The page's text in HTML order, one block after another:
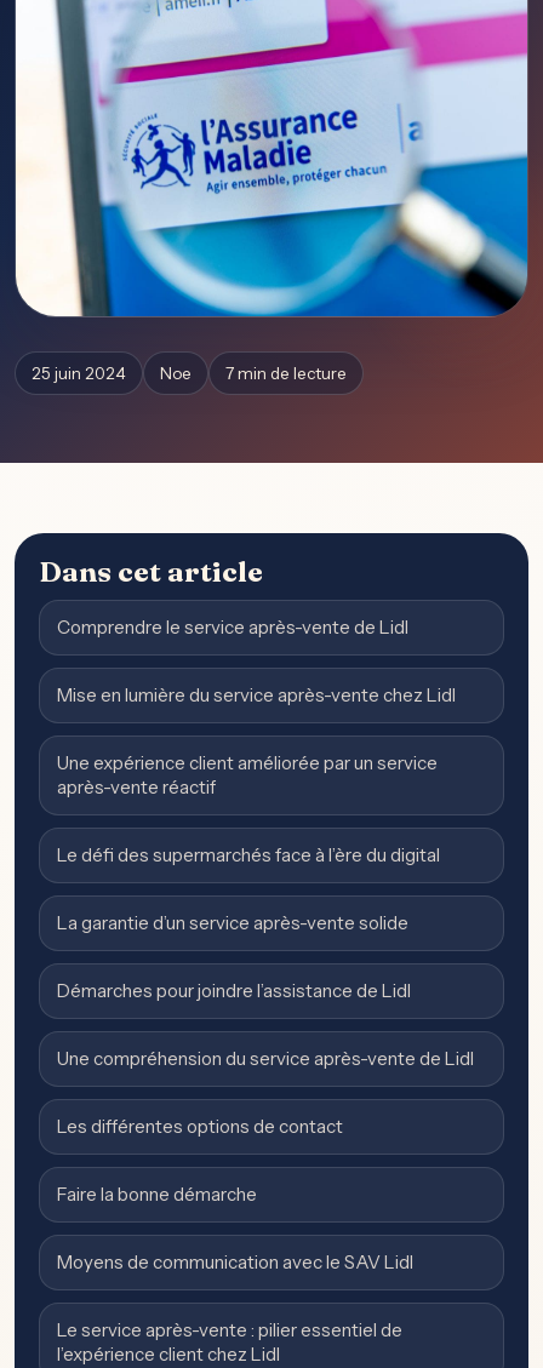
25 juin 2024 Noe 7 min de lecture
Dans cet article
Comprendre le service après-vente de Lidl
Mise en lumière du service après-vente chez Lidl
Une expérience client améliorée par un service
après-vente réactif
Le défi des supermarchés face à l’ère du digital
La garantie d’un service après-vente solide
Démarches pour joindre l’assistance de Lidl
Une compréhension du service après-vente de Lidl
Les différentes options de contact
Faire la bonne démarche
Moyens de communication avec le SAV Lidl
Le service après-vente : pilier essentiel de
l’expérience client chez Lidl